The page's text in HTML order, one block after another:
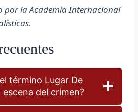
por la Academia Internacional
término Lugar De
escena del crimen?